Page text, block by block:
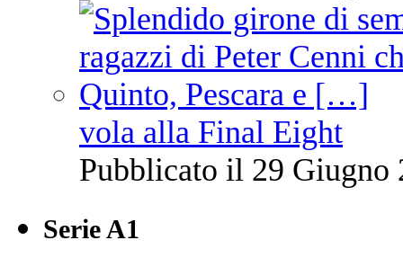
vola alla Final Eight
Pubblicato il 29 Giugno
Serie A1